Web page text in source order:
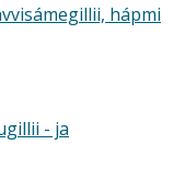
hápmi
- ja